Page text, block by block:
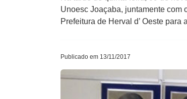
Unoesc Joaçaba, juntamente com
Prefeitura de Herval d’ Oeste
Publicado em 13/11/2017